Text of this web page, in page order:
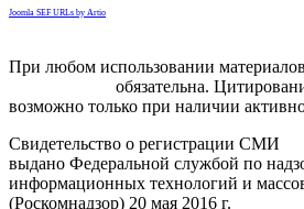
Joomla SEF URLs by Artio
При любом использовании
обязательна.
возможно только при наличии
Свидетельство о регистрации СМИ
выдано Федеральной службой по
информационных технологий и
(Роскомнадзор) 20 мая 2016 г.